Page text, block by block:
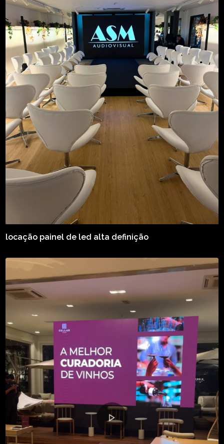
locação painel de led alta definição